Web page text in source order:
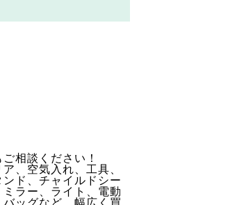
相談ください！
、空気入れ、工具、
ド、チャイルドシー
ラー、ライト、電動
ッグなど、幅広く買